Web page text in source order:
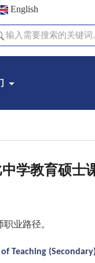
English
学教育硕士
业路径。
Teaching (Secondary)